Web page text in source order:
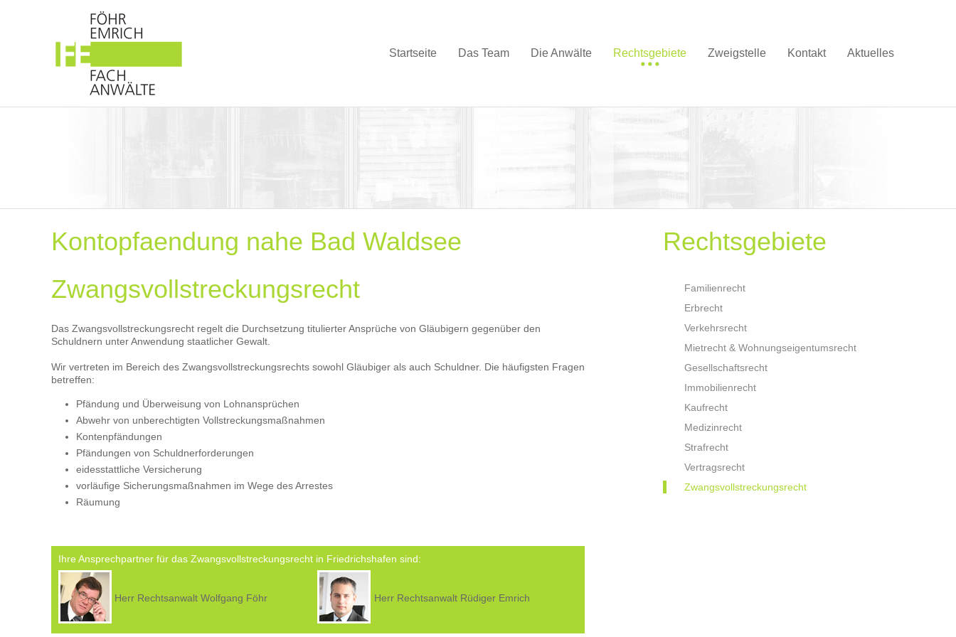
Startseite Das Team Die Anwälte Rechtsgebiete Zweigstelle Kontakt Aktuelles
Rechtsgebiete
Familienrecht
Erbrecht
Verkehrsrecht
Mietrecht & Wohnungseigentumsrecht
Gesellschaftsrecht
Immobilienrecht
Kaufrecht
Medizinrecht
Strafrecht
Vertragsrecht
Zwangsvollstreckungsrecht
Kontopfaendung nahe Bad Waldsee
Zwangsvollstreckungsrecht
Das Zwangsvollstreckungsrecht regelt die Durchsetzung titulierter Ansprüche von Gläubigern gegenüber den
Schuldnern unter Anwendung staatlicher Gewalt.
Wir vertreten im Bereich des Zwangsvollstreckungsrechts sowohl Gläubiger als auch Schuldner. Die häufigsten Fragen
betreffen:
Pfändung und Überweisung von Lohnansprüchen
Abwehr von unberechtigten Vollstreckungsmaßnahmen
Kontenpfändungen
Pfändungen von Schuldnerforderungen
eidesstattliche Versicherung
vorläufige Sicherungsmaßnahmen im Wege des Arrestes
Räumung
Ihre Ansprechpartner für das Zwangsvollstreckungsrecht in Friedrichshafen sind:
Herr Rechtsanwalt Wolfgang Föhr Herr Rechtsanwalt Rüdiger Emrich